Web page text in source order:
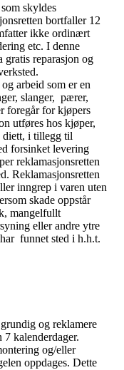
skyldes
bortfaller 12
ikke ordinært
etc. I denne
reparasjon og
arbeid som er en
slanger, pærer,
foregår for kjøpers
utføres hos kjøper,
diett, i tillegg til
forsinket levering
reklamasjonsretten
Reklamasjonsretten
inngrep i varen uten
skade oppstår
mangelfullt
eller andre ytre
funnet sted i h.h.t.
og reklamere
7 kalenderdager.
og/eller
oppdages. Dette